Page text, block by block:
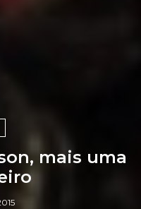
mais uma